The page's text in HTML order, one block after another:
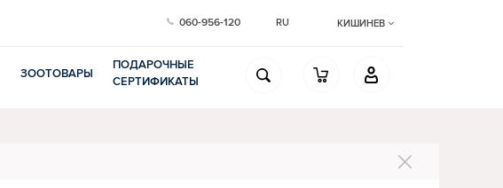
060-956-120 RU КИШИНЕВ
ЗООТОВАРЫ
ПОДАРОЧНЫЕ
СЕРТИФИКАТЫ